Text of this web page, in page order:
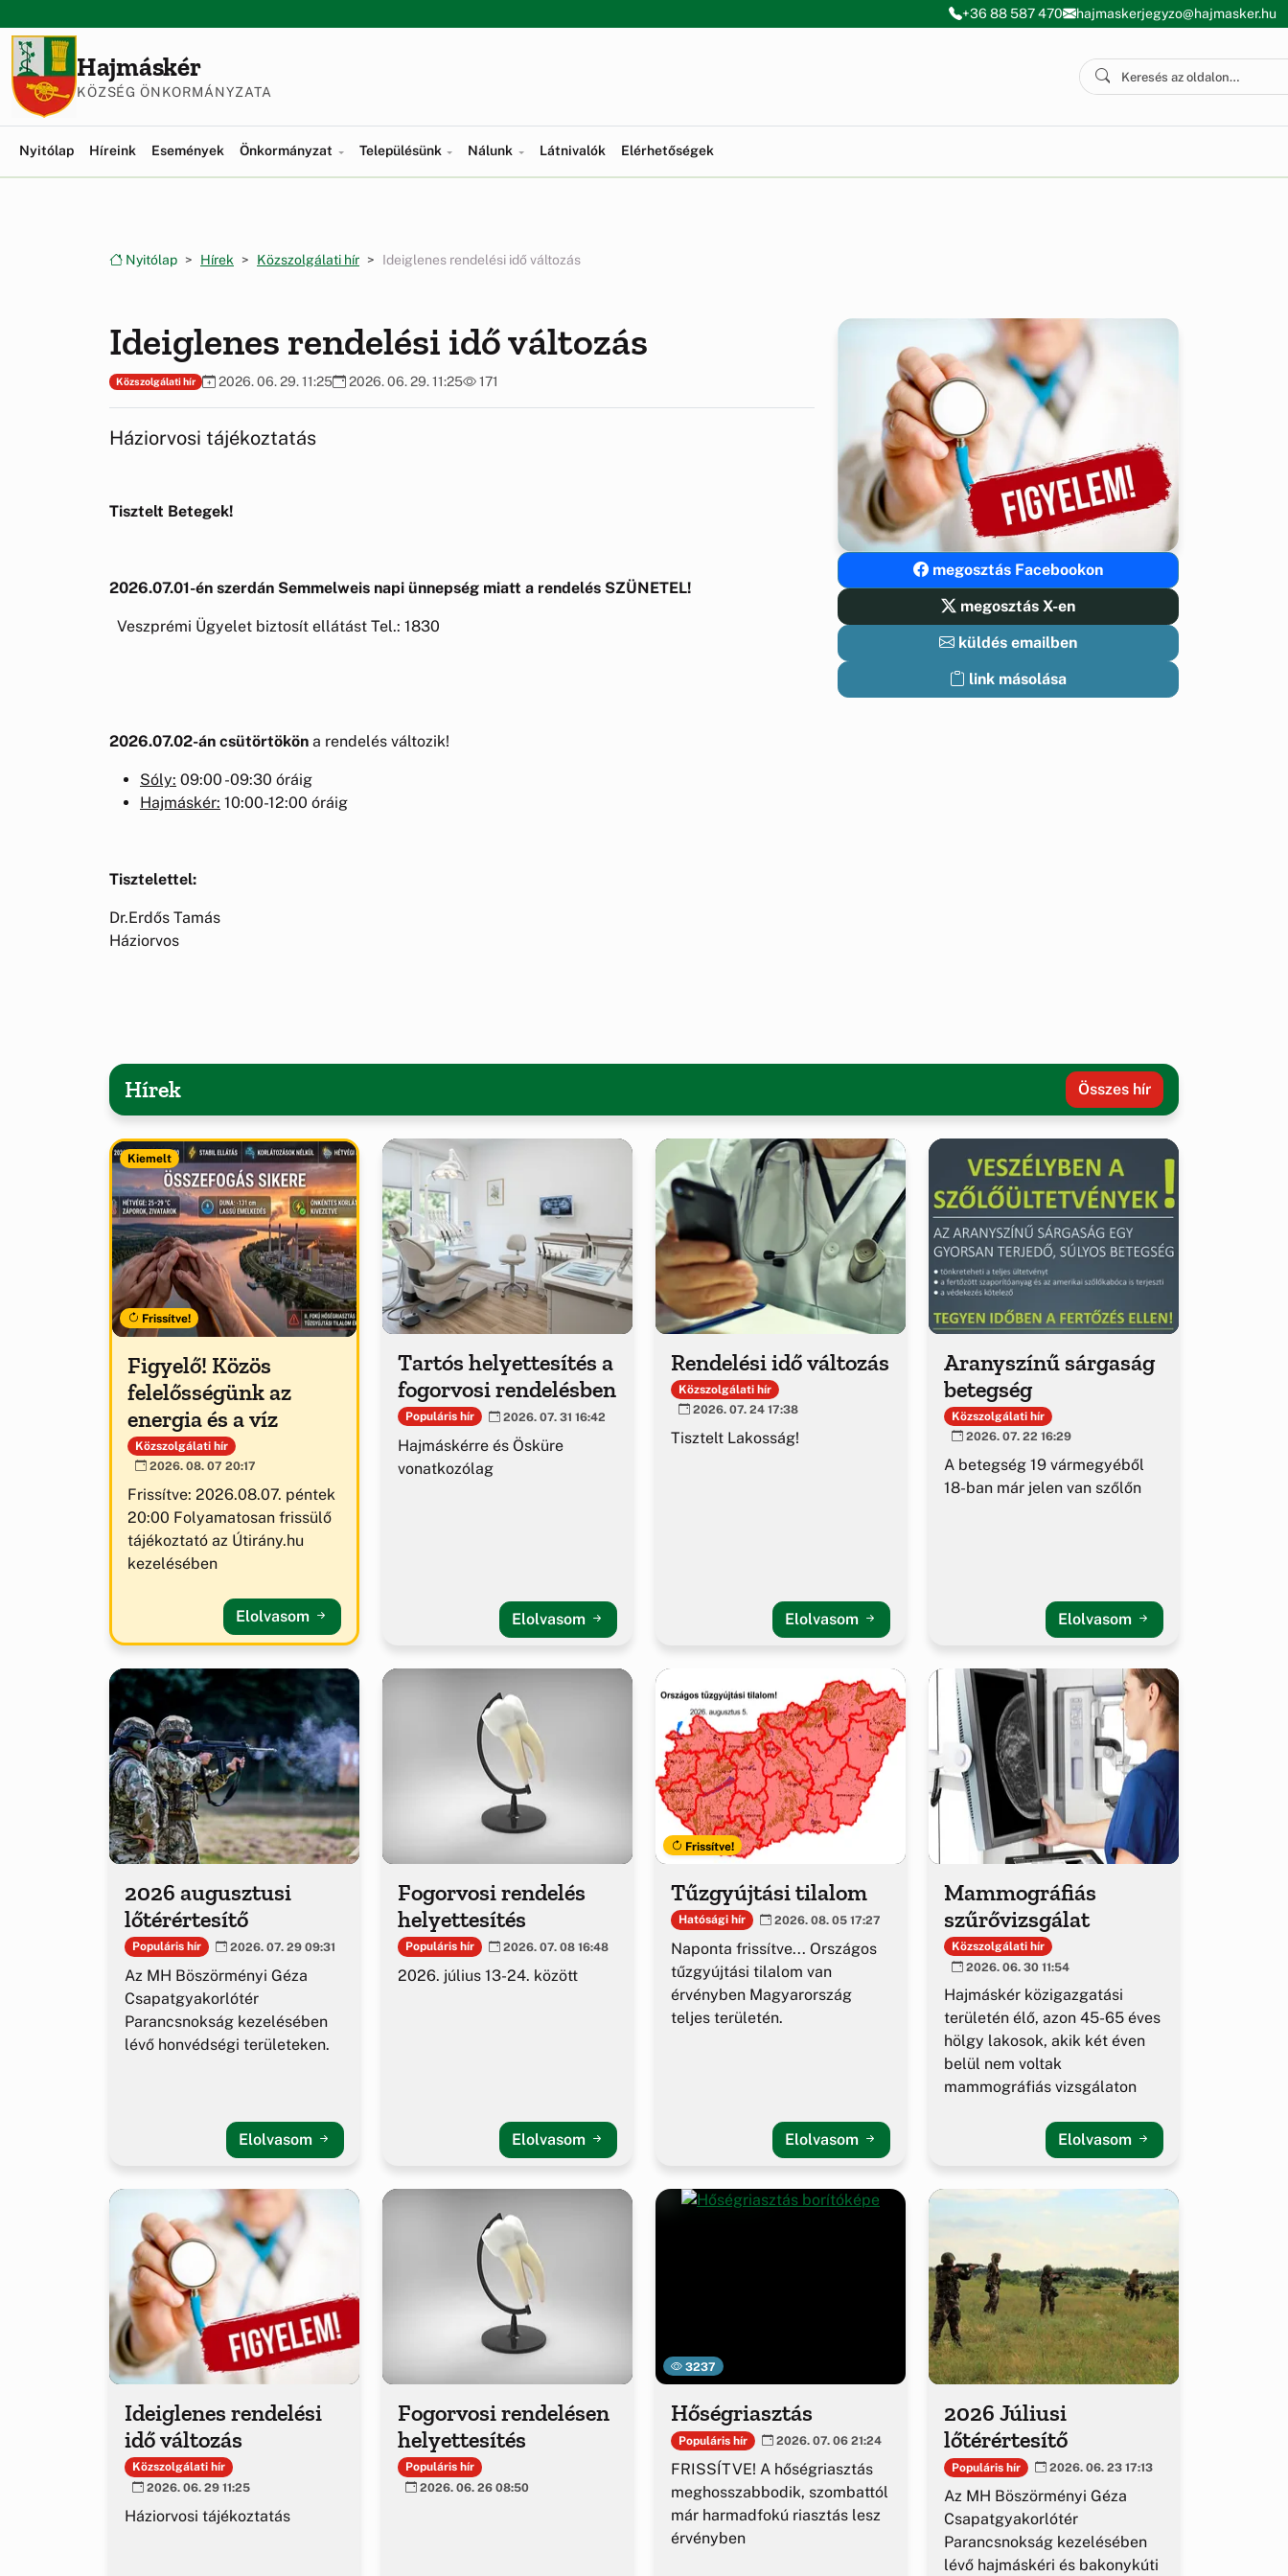
+36 88 587 470 hajmaskerjegyzo@hajmasker.hu
Hajmáskér
KÖZSÉG ÖNKORMÁNYZATA
Nyitólap Híreink Események Önkormányzat Településünk Nálunk Látnivalók Elérhetőségek
Nyitólap Hírek Közszolgálati hír Ideiglenes rendelési idő változás
Ideiglenes rendelési idő változás
Közszolgálati hír 2026. 06. 29. 11:25 2026. 06. 29. 11:25 171
Háziorvosi tájékoztatás
Tisztelt Betegek!
2026.07.01-én szerdán Semmelweis napi ünnepség miatt a rendelés SZÜNETEL!
Veszprémi Ügyelet biztosít ellátást Tel.: 1830
2026.07.02-án csütörtökön a rendelés változik!
Sóly: 09:00 -09:30 óráig
Hajmáskér: 10:00-12:00 óráig
Tisztelettel:
Dr.Erdős Tamás
Háziorvos
megosztás Facebookon
megosztás X-en
küldés emailben
link másolása
Hírek Összes hír
Kiemelt
Frissítve!
Figyelő! Közös
felelősségünk az
energia és a víz
Közszolgálati hír
2026. 08. 07 20:17
Frissítve: 2026.08.07. péntek
20:00 Folyamatosan frissülő
tájékoztató az Útirány.hu
kezelésében
Elolvasom
Tartós helyettesítés a
fogorvosi rendelésben
Populáris hír 2026. 07. 31 16:42
Hajmáskérre és Ösküre
vonatkozólag
Elolvasom
Rendelési idő változás
Közszolgálati hír
2026. 07. 24 17:38
Tisztelt Lakosság!
Elolvasom
Aranyszínű sárgaság
betegség
Közszolgálati hír
2026. 07. 22 16:29
A betegség 19 vármegyéből
18-ban már jelen van szőlőn
Elolvasom
2026 augusztusi
lőtérértesítő
Populáris hír 2026. 07. 29 09:31
Az MH Böszörményi Géza
Csapatgyakorlótér
Parancsnokság kezelésében
lévő honvédségi területeken.
Elolvasom
Fogorvosi rendelés
helyettesítés
Populáris hír 2026. 07. 08 16:48
2026. július 13-24. között
Elolvasom
Frissítve!
Tűzgyújtási tilalom
Hatósági hír 2026. 08. 05 17:27
Naponta frissítve... Országos
tűzgyújtási tilalom van
érvényben Magyarország
teljes területén.
Elolvasom
Mammográfiás
szűrővizsgálat
Közszolgálati hír
2026. 06. 30 11:54
Hajmáskér közigazgatási
területén élő, azon 45-65 éves
hölgy lakosok, akik két éven
belül nem voltak
mammográfiás vizsgálaton
Elolvasom
Ideiglenes rendelési
idő változás
Közszolgálati hír
2026. 06. 29 11:25
Háziorvosi tájékoztatás
Fogorvosi rendelésen
helyettesítés
Populáris hír
2026. 06. 26 08:50
3237
Hőségriasztás
Populáris hír 2026. 07. 06 21:24
FRISSÍTVE! A hőségriasztás
meghosszabbodik, szombattól
már harmadfokú riasztás lesz
érvényben
2026 Júliusi
lőtérértesítő
Populáris hír 2026. 06. 23 17:13
Az MH Böszörményi Géza
Csapatgyakorlótér
Parancsnokság kezelésében
lévő hajmáskéri és bakonykúti